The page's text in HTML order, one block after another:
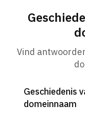
Vind
Geschiedenis
domeinnaam